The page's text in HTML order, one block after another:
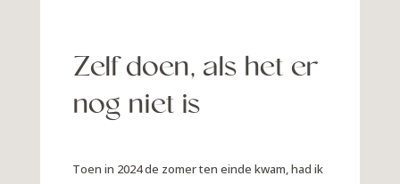
Zelf doen, als het er
nog niet is
Toen in 2024 de zomer ten einde kwam, had ik